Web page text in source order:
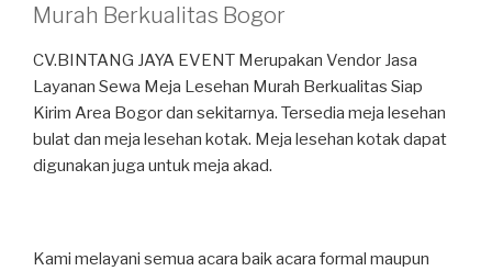
Murah Berkualitas Bogor
CV.BINTANG JAYA EVENT Merupakan Vendor Jasa
Layanan Sewa Meja Lesehan Murah Berkualitas Siap
Kirim Area Bogor dan sekitarnya. Tersedia meja lesehan
bulat dan meja lesehan kotak. Meja lesehan kotak dapat
digunakan juga untuk meja akad.
Kami melayani semua acara baik acara formal maupun